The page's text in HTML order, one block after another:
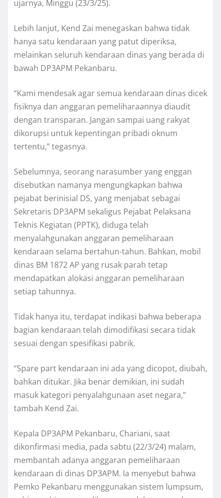
ujarnya, Minggu (23/3/25).
Lebih lanjut, Kend Zai menegaskan bahwa tidak
hanya satu kendaraan yang patut diperiksa,
melainkan seluruh kendaraan dinas yang berada di
bawah DP3APM Pekanbaru.
“Kami mendesak agar semua kendaraan dinas dicek
fisiknya dan anggaran pemeliharaannya diaudit
dengan transparan. Jangan sampai uang rakyat
dikorupsi untuk kepentingan pribadi oknum
tertentu,” tegasnya.
Sebelumnya, seorang narasumber yang enggan
disebutkan namanya mengungkapkan bahwa
pejabat berinisial DS, yang menjabat sebagai
Sekretaris DP3APM sekaligus Pejabat Pelaksana
Teknis Kegiatan (PPTK), diduga telah
menyalahgunakan anggaran pemeliharaan
kendaraan selama bertahun-tahun. Bahkan, mobil
dinas BM 1872 AP yang rusak parah tetap
mendapatkan alokasi anggaran pemeliharaan
setiap tahunnya.
Tidak hanya itu, terdapat indikasi bahwa beberapa
bagian kendaraan telah dimodifikasi secara tidak
sesuai dengan spesifikasi pabrik.
“Spare part kendaraan ini ada yang dicopot, diubah,
bahkan ditukar. Jika benar demikian, ini sudah
masuk kategori penyalahgunaan aset negara,”
tambah Kend Zai.
Kepala DP3APM Pekanbaru, Chariani, saat
dikonfirmasi media, pada sabtu (22/3/24) malam,
membantah adanya anggaran pemeliharaan
kendaraan di dinas DP3APM. Ia menyebut bahwa
Pemko Pekanbaru menggunakan sistem lumpsum,